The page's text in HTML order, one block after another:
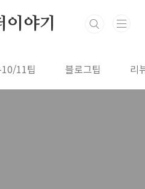
야기
11팁 블로그팁 리